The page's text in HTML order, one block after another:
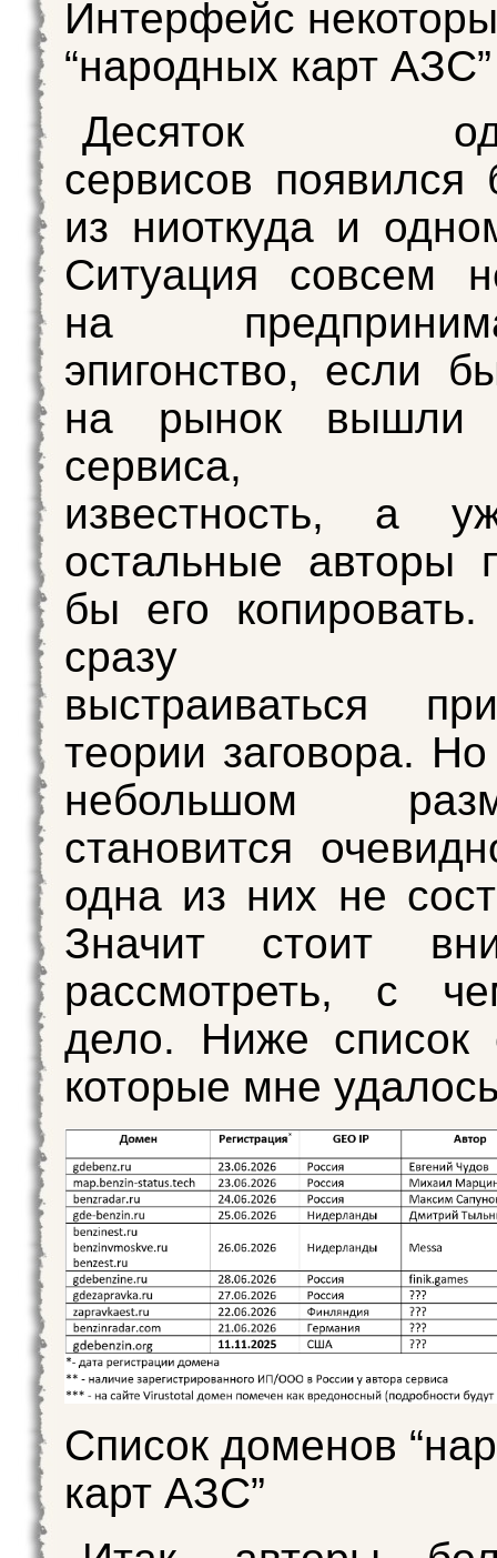
Интерфейс
“народных карт АЗС”
Десяток
сервисов появился
из ниоткуда и
Ситуация совсем
на
эпигонство, если
на рынок вышли
сервиса,
известность, а
остальные авторы
бы его
сразу
выстраиваться
теории заговора.
небольшом
становится
одна из них не
Значит стоит
рассмотреть, с
дело. Ниже список
которые мне
Список доменов
карт АЗС”